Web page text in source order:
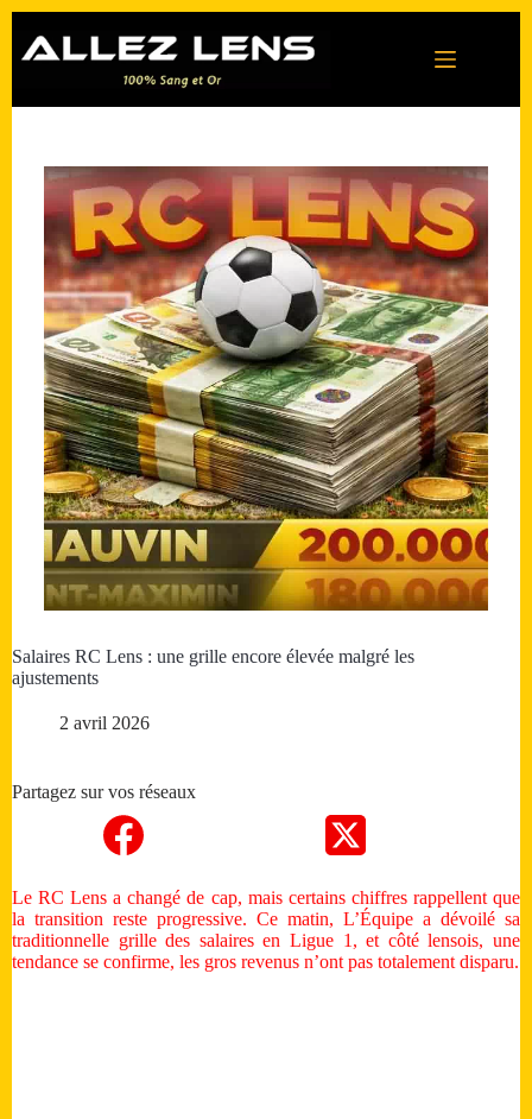
contenu
Salaires RC Lens : une grille encore élevée malgré les
ajustements
2 avril 2026
Partagez sur vos réseaux
Le RC Lens a changé de cap, mais certains chiffres rappellent que
la transition reste progressive. Ce matin, L’Équipe a dévoilé sa
traditionnelle grille des salaires en Ligue 1, et côté lensois, une
tendance se confirme, les gros revenus n’ont pas totalement disparu.